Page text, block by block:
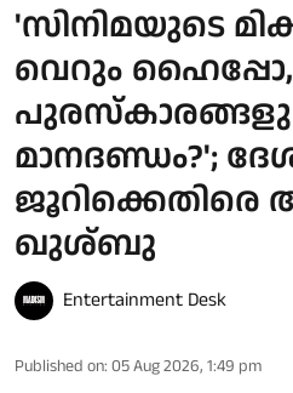
'സിനിമയുടെ
വെറും
മാനദണ്ഡം?';
ജൂറിക്കെതിരെ
ഖുശ്ബു
Entertainment Desk
Published on: 05 Aug 2026, 1:49 pm